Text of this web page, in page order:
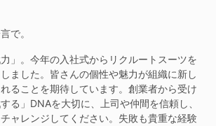
で。
」。今年の入社式からリクルートスーツを
ました。皆さんの個性や魅力が組織に新し
ることを期待しています。創業者から受け
る」DNAを大切に、上司や仲間を信頼し、
ャレンジしてください。失敗も貴重な経験